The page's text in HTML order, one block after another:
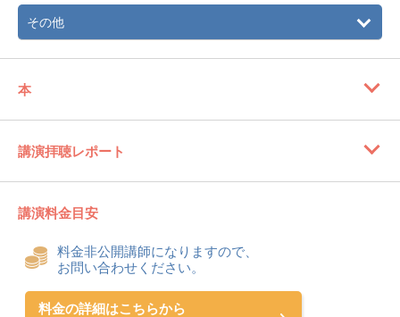
その他
本
講演拝聴レポート
講演料金目安
料金非公開講師になりますので、
お問い合わせください。
料金の詳細はこちらから